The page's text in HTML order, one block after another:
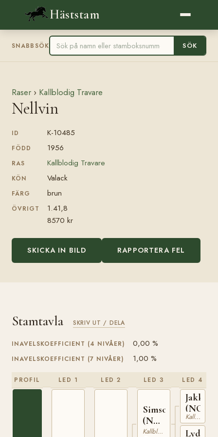
Häststam
SNABBSÖK SÖK
Raser › Kallblodig Travare
Nellvin
ID K-10485
FÖDD 1956
RAS Kallblodig Travare
KÖN Valack
FÄRG brun
ÖVRIGT
1.41,8
8570 kr
SKICKA IN BILD RAPPORTERA FEL
Stamtavla SKRIV UT / DELA
INAVELSKOEFFICIENT (4 NIVÅER) 0,00 %
INAVELSKOEFFICIENT (7 NIVÅER) 1,00 %
PROFIL LED 1 LED 2 LED 3
Simson
(NO)
T-67Kallblodig Travare
LED 4
Jakken
(NO)
Kallblodig Travare
Lydia